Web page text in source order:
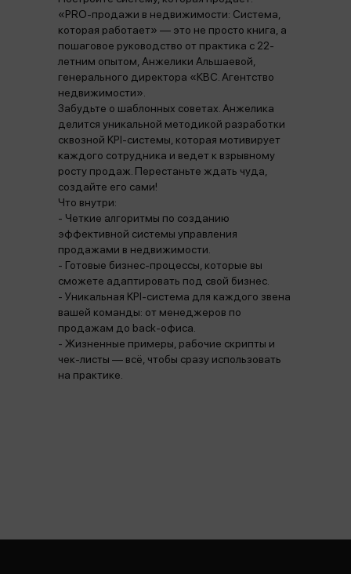
«PRO-продажи в недвижимости: Система,
которая работает» — это не просто книга, а
пошаговое руководство от практика с 22-
летним опытом, Анжелики Альшаевой,
генерального директора «КВС. Агентство
недвижимости».
Забудьте о шаблонных советах. Анжелика
делится уникальной методикой разработки
сквозной KPI-системы, которая мотивирует
каждого сотрудника и ведет к взрывному
росту продаж. Перестаньте ждать чуда,
создайте его сами!
Что внутри:
- Четкие алгоритмы по созданию
эффективной системы управления
продажами в недвижимости.
- Готовые бизнес-процессы, которые вы
сможете адаптировать под свой бизнес.
- Уникальная KPI-система для каждого звена
вашей команды: от менеджеров по
продажам до back-офиса.
- Жизненные примеры, рабочие скрипты и
чек-листы — всё, чтобы сразу использовать
на практике.